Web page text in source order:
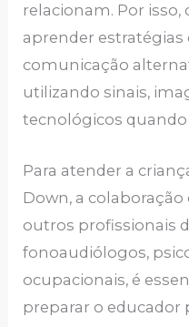
relacionam. Por isso,
aprender
comunicação
utilizando sinais,
tecnológicos quando
Para atender a
Down, a
outros profissionais
fonoaudiólogos,
ocupacionais, é
preparar o educador